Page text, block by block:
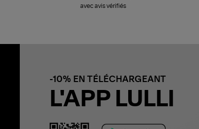
avec avis vérifiés
-10% EN TÉLÉCHARGEANT
L'APP LULLI